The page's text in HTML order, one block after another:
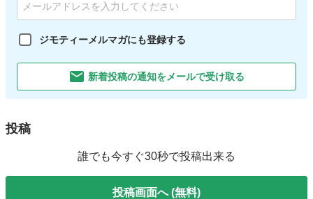
ジモティーメルマガにも登録する
新着投稿の通知をメールで受け取る
投稿
誰でも今すぐ30秒で投稿出来る
投稿画面へ (無料)